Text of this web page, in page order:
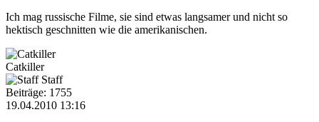
Ich mag russische Filme, sie sind etwas langsamer und nicht so
hektisch geschnitten wie die amerikanischen.
Catkiller
Staff
Beiträge: 1755
19.04.2010 13:16